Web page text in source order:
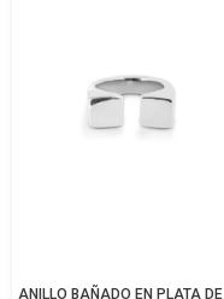
ANILLO BAÑADO EN PLATA DE